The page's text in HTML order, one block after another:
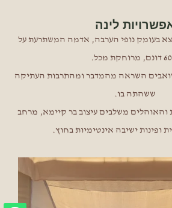
לינה
בעומק נופי הערבה, אדמה המשתרעת על
השראה מהמדבר ומהתרבות העתיקה
ששהתה בו.
משלבים עיצוב בר קיימא, מרחב
ופינות ישיבה אינטימיות בחוץ.